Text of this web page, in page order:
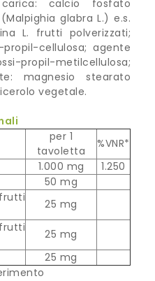
calcio fosfato
glabra L.) e.s.
L. frutti polverizzati;
cellulosa; agente
propil-metilcellulosa;
magnesio stearato
vegetale.
per 1
tavoletta
%VNR*
1.000 mg
1.250
50 mg
25 mg
25 mg
25 mg